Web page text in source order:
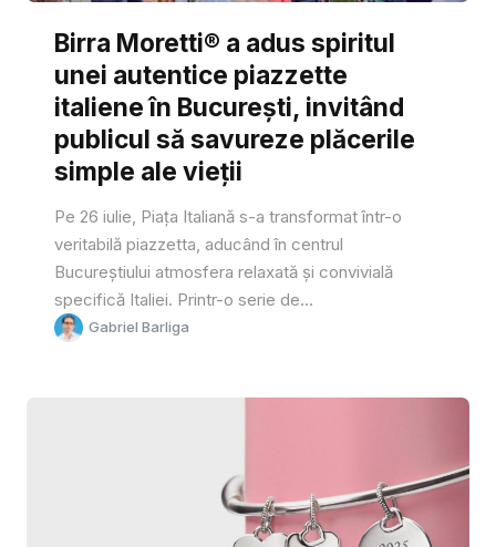
Birra Moretti® a adus spiritul
unei autentice piazzette
italiene în București, invitând
publicul să savureze plăcerile
simple ale vieții
Pe 26 iulie, Piața Italiană s-a transformat într-o
veritabilă piazzetta, aducând în centrul
Bucureștiului atmosfera relaxată și convivială
specifică Italiei. Printr-o serie de...
Gabriel Barliga